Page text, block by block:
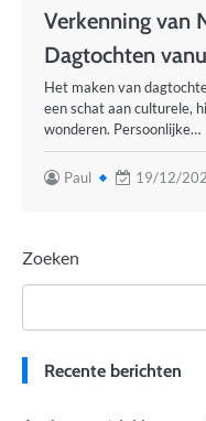
Verkenning van
Dagtochten
Het maken van
een schat aan culturele,
wonderen. Persoonlijke…
Paul 19/12/
Zoeken
Recente berichten